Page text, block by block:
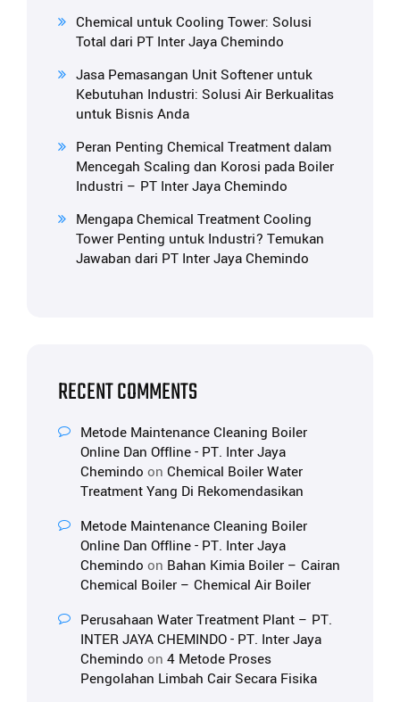
Chemical untuk Cooling Tower: Solusi
Total dari PT Inter Jaya Chemindo
Jasa Pemasangan Unit Softener untuk
Kebutuhan Industri: Solusi Air Berkualitas
untuk Bisnis Anda
Peran Penting Chemical Treatment dalam
Mencegah Scaling dan Korosi pada Boiler
Industri – PT Inter Jaya Chemindo
Mengapa Chemical Treatment Cooling
Tower Penting untuk Industri? Temukan
Jawaban dari PT Inter Jaya Chemindo
RECENT COMMENTS
Metode Maintenance Cleaning Boiler
Online Dan Offline - PT. Inter Jaya
Chemindo on Chemical Boiler Water
Treatment Yang Di Rekomendasikan
Metode Maintenance Cleaning Boiler
Online Dan Offline - PT. Inter Jaya
Chemindo on Bahan Kimia Boiler – Cairan
Chemical Boiler – Chemical Air Boiler
Perusahaan Water Treatment Plant – PT.
INTER JAYA CHEMINDO - PT. Inter Jaya
Chemindo on 4 Metode Proses
Pengolahan Limbah Cair Secara Fisika